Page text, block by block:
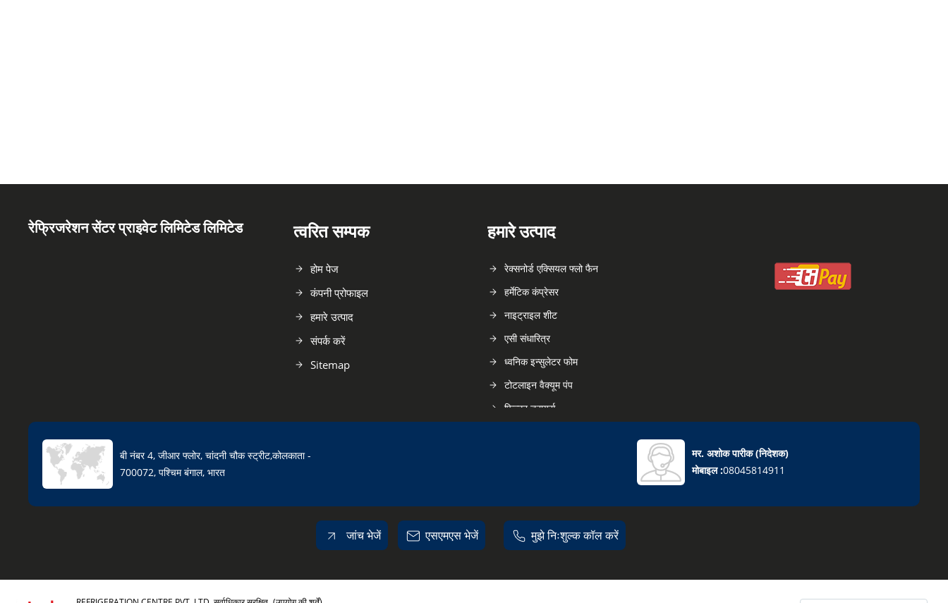
रेफ्रिजरेशन सेंटर प्राइवेट लिमिटेड लिमिटेड त्वरित सम्पक
होम पेज
कंपनी प्रोफाइल
हमारे उत्पाद
संपर्क करें
Sitemap
हमारे उत्पाद
रेक्सनोर्ड एक्सियल फ्लो फैन
हर्मेटिक कंप्रेसर
नाइट्राइल शीट
एसी संधारित्र
ध्वनिक इन्सुलेटर फोम
टोटलाइन वैक्यूम पंप
फिल्टर ड्रायर्स
कोपलैंड स्क्रॉल कंप्रेसर
एलिमिनेटर थर्मोस्टेटिक विस्तार वाल्व
बी नंबर 4, जीआर फ्लोर, चांदनी चौक स्ट्रीट,कोलकाता -
700072, पश्चिम बंगाल, भारत
मर. अशोक पारीक(निदेशक)
मोबाइल :08045814911
जांच भेजें एसएमएस भेजें मुझे निःशुल्क कॉल करें